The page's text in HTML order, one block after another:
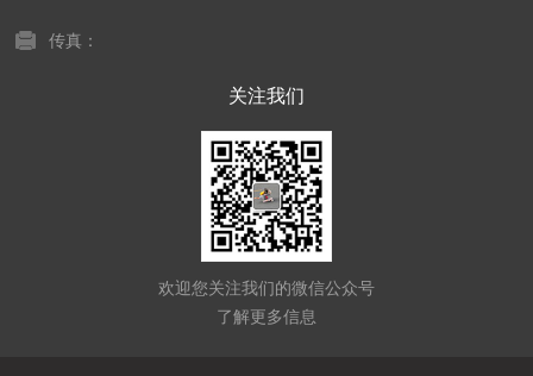
传真：
关注我们
欢迎您关注我们的微信公众号
了解更多信息